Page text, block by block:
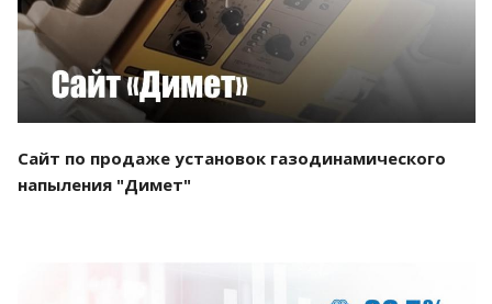
Сайт по продаже установок газодинамического
напыления "Димет"